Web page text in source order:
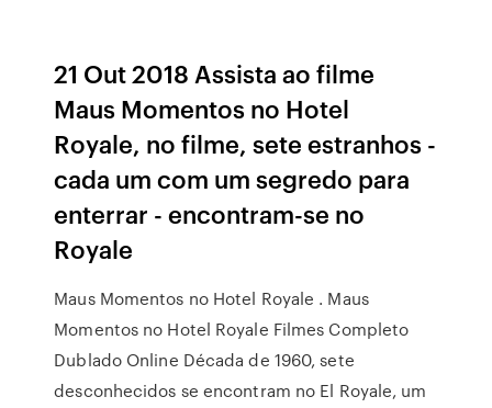
21 Out 2018 Assista ao filme
Maus Momentos no Hotel
Royale, no filme, sete estranhos -
cada um com um segredo para
enterrar - encontram-se no
Royale
Maus Momentos no Hotel Royale . Maus
Momentos no Hotel Royale Filmes Completo
Dublado Online Década de 1960, sete
desconhecidos se encontram no El Royale, um